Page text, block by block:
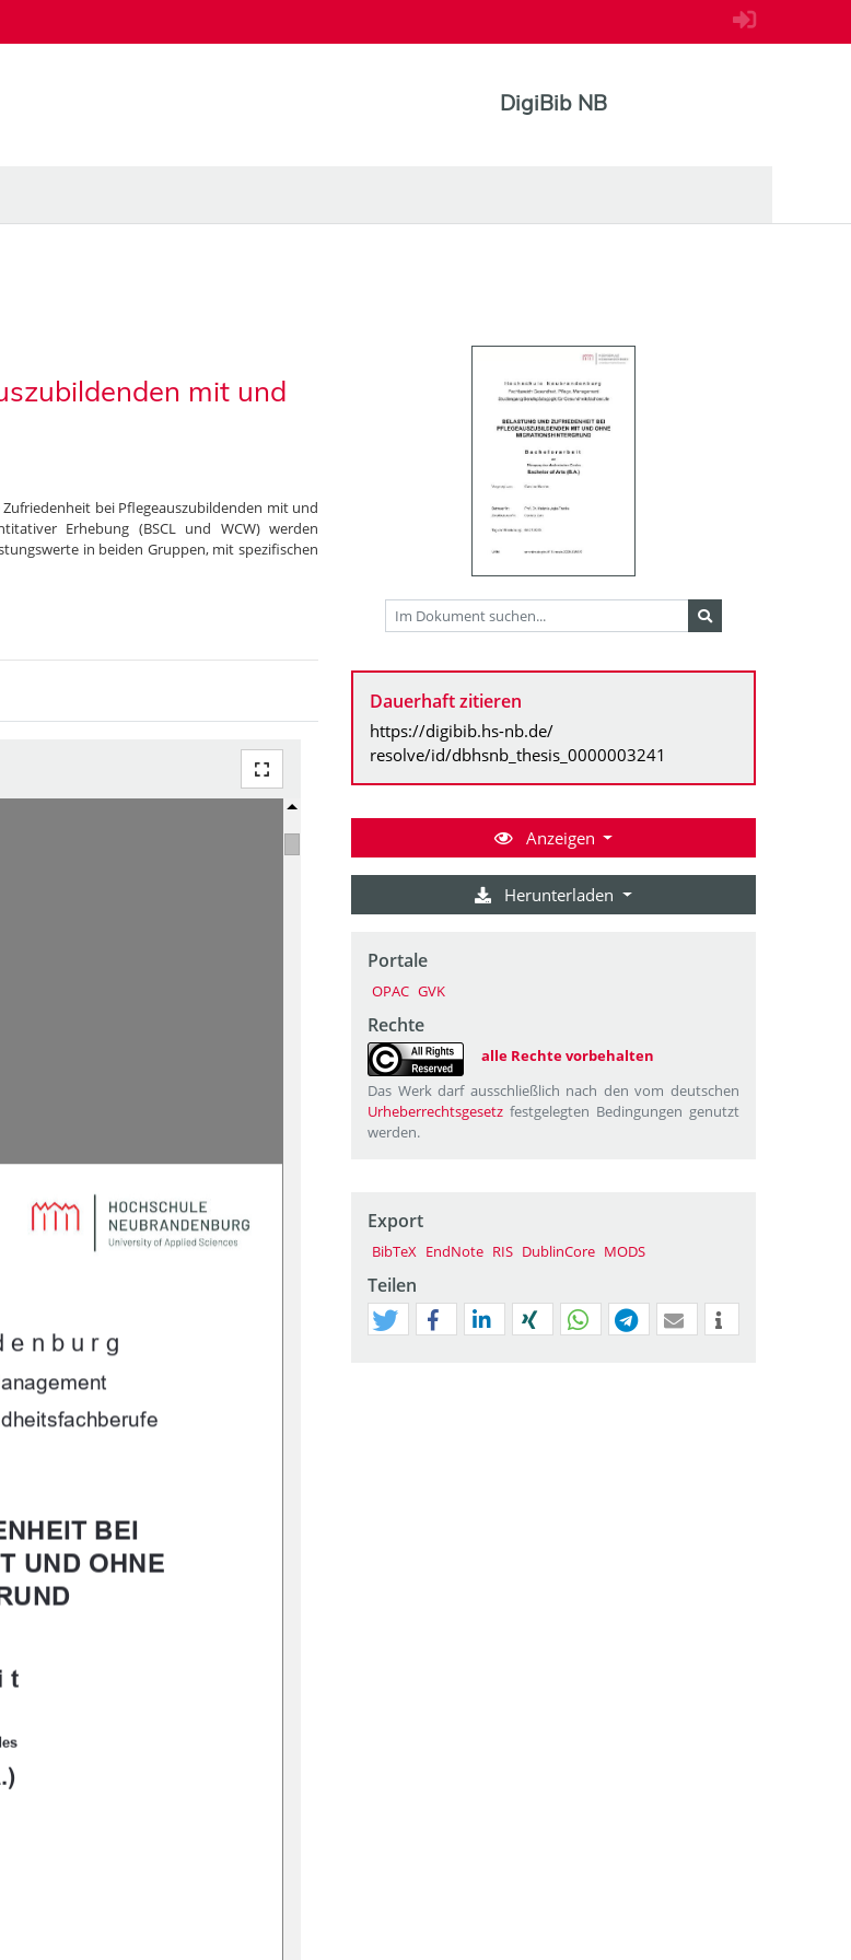
DigiBib NB
mit und
bei Pflegeauszubildenden mit und
Erhebung (BSCL und WCW) werden
in beiden Gruppen, mit spezifischen
BEI
UND OHNE
Dauerhaft zitieren
https://digibib.hs-nb.de/
resolve/id/dbhsnb_thesis_0000003241
Anzeigen
Herunterladen
Portale
OPAC GVK
Rechte
alle Rechte vorbehalten
Das Werk darf ausschließlich nach den vom deutschen
Urheberrechtsgesetz festgelegten Bedingungen genutzt
werden.
Export
BibTeX EndNote RIS DublinCore MODS
Teilen